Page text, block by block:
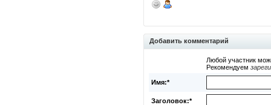
Добавить комментарий
Любой участник
Рекомендуем
Имя:*
Заголовок:*